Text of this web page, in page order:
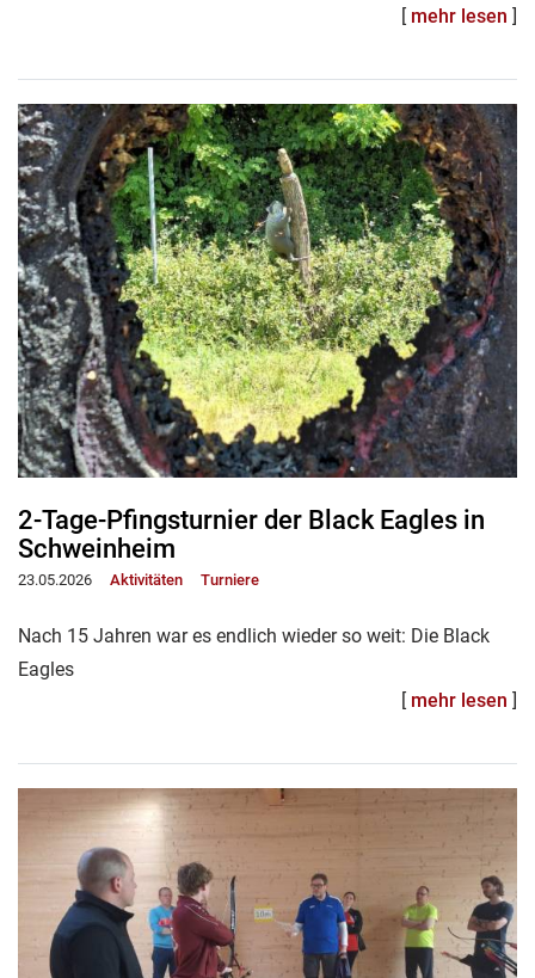
[ mehr lesen ]
2-Tage-Pfingsturnier der Black Eagles in
Schweinheim
23.05.2026 Aktivitäten Turniere
Nach 15 Jahren war es endlich wieder so weit: Die Black
Eagles
[ mehr lesen ]